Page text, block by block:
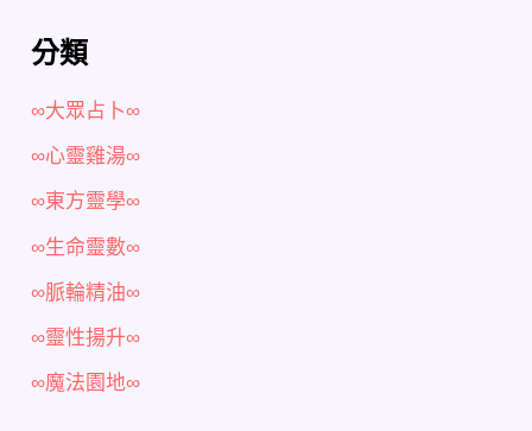
分類
∞大眾占卜∞
∞心靈雞湯∞
∞東方靈學∞
∞生命靈數∞
∞脈輪精油∞
∞靈性揚升∞
∞魔法園地∞